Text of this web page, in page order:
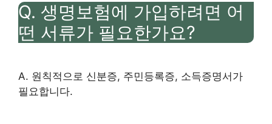
Q. 생명보험에 가입하려면 어
떤 서류가 필요한가요?
A. 원칙적으로 신분증, 주민등록증, 소득증명서가
필요합니다.